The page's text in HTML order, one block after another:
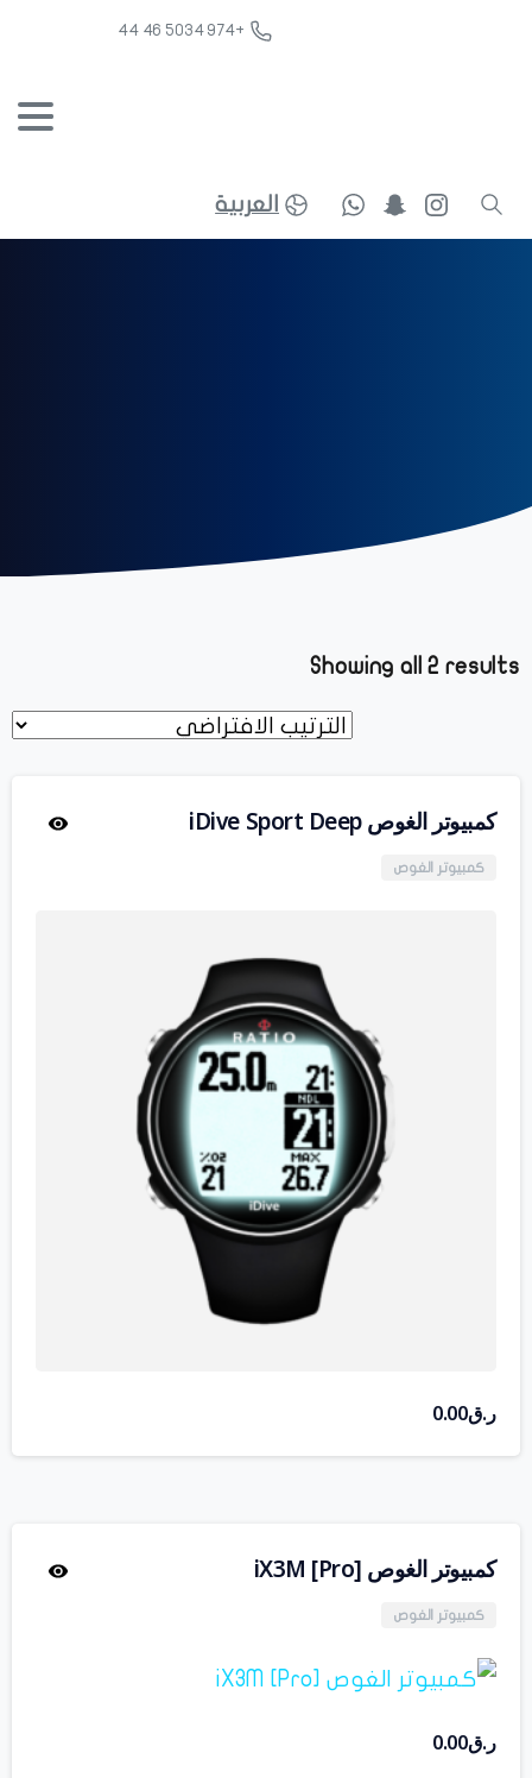
+974 5034 46 44
العربية
Showing all 2 results
كمبيوتر الغوص iDive Sport Deep
كمبيوتر الغوص
ر.ق0.00
كمبيوتر الغوص iX3M [Pro]
كمبيوتر الغوص
ر.ق0.00